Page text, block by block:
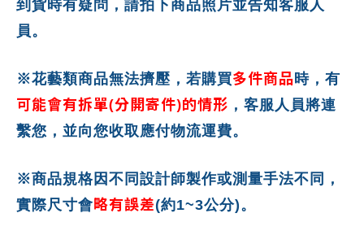
到貨時有疑問，請拍下商品照片並告知客服人
員。
※花藝類商品無法擠壓，若購買多件商品 時，有
可能會有拆單(分開寄件)的情形 ，客服人員將連
繫您，並向您收取應付物流運費。
※商品規格因不同設計師製作或測量手法不同，
實際尺寸會略有誤差(約1~3公分)。